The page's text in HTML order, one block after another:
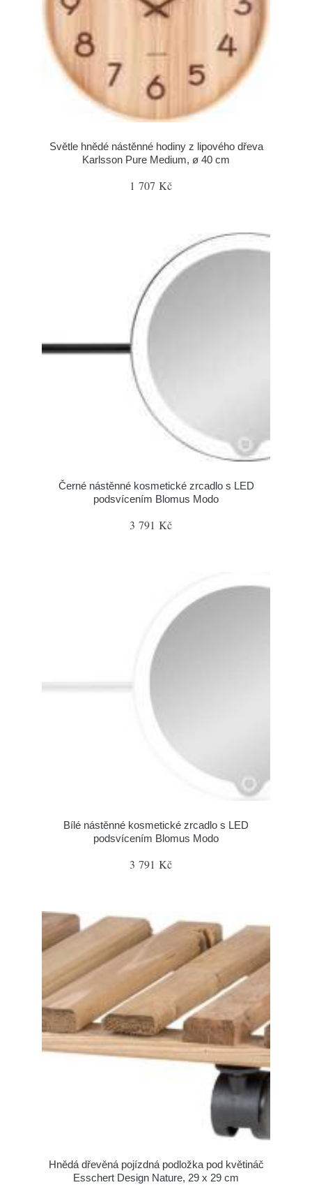
Světle hnědé nástěnné hodiny z lipového dřeva
Karlsson Pure Medium, ø 40 cm
1 707 Kč
Černé nástěnné kosmetické zrcadlo s LED
podsvícením Blomus Modo
3 791 Kč
Bílé nástěnné kosmetické zrcadlo s LED
podsvícením Blomus Modo
3 791 Kč
Hnědá dřevěná pojízdná podložka pod květináč
Esschert Design Nature, 29 x 29 cm